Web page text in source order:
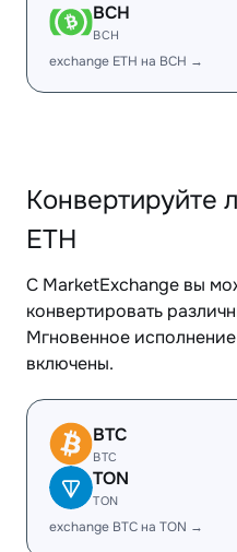
BCH
BCH
exchange ETH на BCH →
Конвертируйте
ETH
С MarketExchange вы
конвертировать
Мгновенное
включены.
BTC
BTC
TON
TON
exchange BTC на TON →